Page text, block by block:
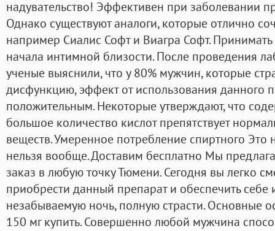
надувательство! Эффективен при заболевании
Однако существуют аналоги, которые отлично
например Сиалис Софт и Виагра Софт.
начала интимной близости. После проведения
ученые выяснили, что у 80% мужчин, которые
дисфункцию, эффект от использования данного
положительным. Некоторые утверждают, что
большое количество кислот препятствует
веществ. Умеренное потребление спиртного Это
нельзя вообще. Доставим бесплатно Мы
заказ в любую точку Тюмени. Сегодня вы легко
приобрести данный препарат и обеспечить
незабываемую ночь, полную страсти. Основные
150 мг купить. Совершенно любой мужчина